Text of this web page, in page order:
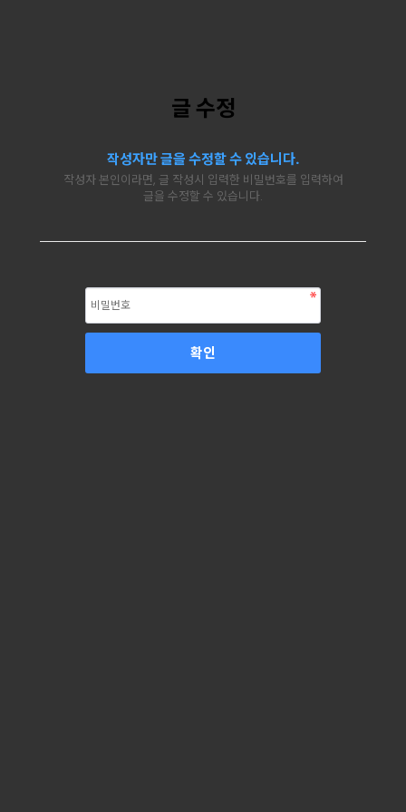
글 수정
작성자만 글을 수정할 수 있습니다.
작성자 본인이라면, 글 작성시 입력한 비밀번호를 입력하여
글을 수정할 수 있습니다.